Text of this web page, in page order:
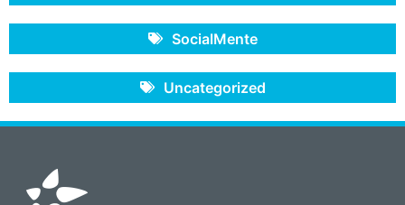
SocialMente
Uncategorized